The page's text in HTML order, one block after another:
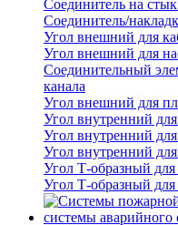
Соединитель на
Соединитель/
Угол внешний для
Угол внешний для
Соединительный
канала
Угол внешний для
Угол внутренний для
Угол внутренний для
Угол внутренний
Угол Т-образный для
Угол Т-образный для